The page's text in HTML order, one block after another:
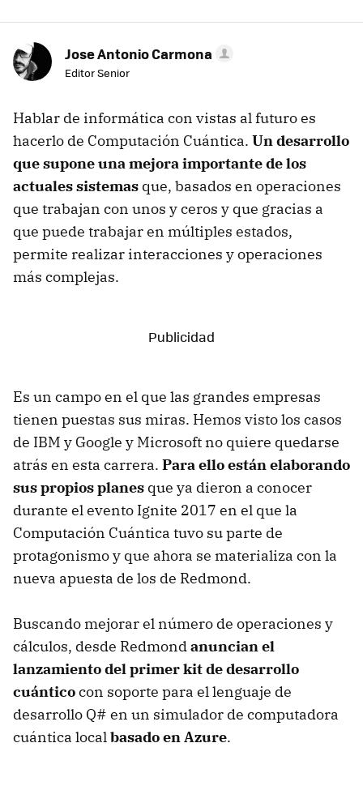
Jose Antonio Carmona
Editor Senior
Hablar de informática con vistas al futuro es
hacerlo de Computación Cuántica. Un desarrollo
que supone una mejora importante de los
actuales sistemas que, basados en operaciones
que trabajan con unos y ceros y que gracias a
que puede trabajar en múltiples estados,
permite realizar interacciones y operaciones
más complejas.
Es un campo en el que las grandes empresas
tienen puestas sus miras. Hemos visto los casos
de IBM y Google y Microsoft no quiere quedarse
atrás en esta carrera. Para ello están elaborando
sus propios planes que ya dieron a conocer
durante el evento Ignite 2017 en el que la
Computación Cuántica tuvo su parte de
protagonismo y que ahora se materializa con la
nueva apuesta de los de Redmond.
Buscando mejorar el número de operaciones y
cálculos, desde Redmondanuncian el
lanzamiento del primer kit de desarrollo
cuánticocon soporte para el lenguaje de
desarrollo Q# en un simulador de computadora
cuántica localbasado en Azure.